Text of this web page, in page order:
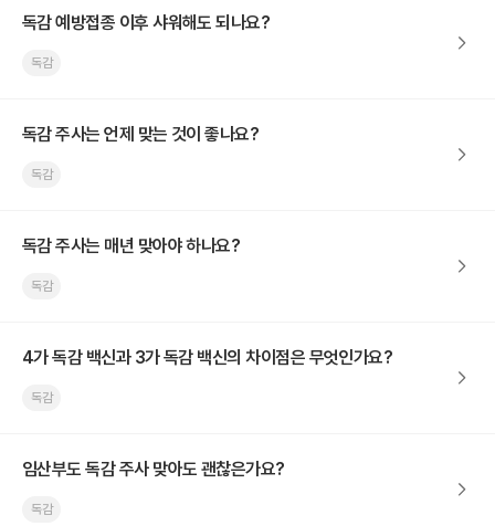
독감 예방접종 이후 샤워해도 되나요?
독감
독감 주사는 언제 맞는 것이 좋나요?
독감
독감 주사는 매년 맞아야 하나요?
독감
4가 독감 백신과 3가 독감 백신의 차이점은 무엇인가요?
독감
임산부도 독감 주사 맞아도 괜찮은가요?
독감